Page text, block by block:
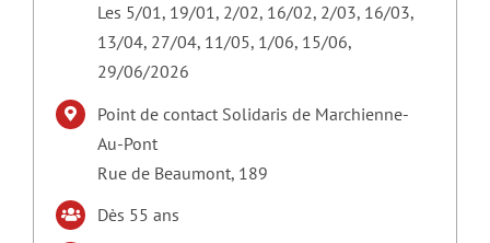
Les 5/01, 19/01, 2/02, 16/02, 2/03, 16/03,
13/04, 27/04, 11/05, 1/06, 15/06,
29/06/2026
Point de contact Solidaris de Marchienne-
Au-Pont
Rue de Beaumont, 189
Dès 55 ans